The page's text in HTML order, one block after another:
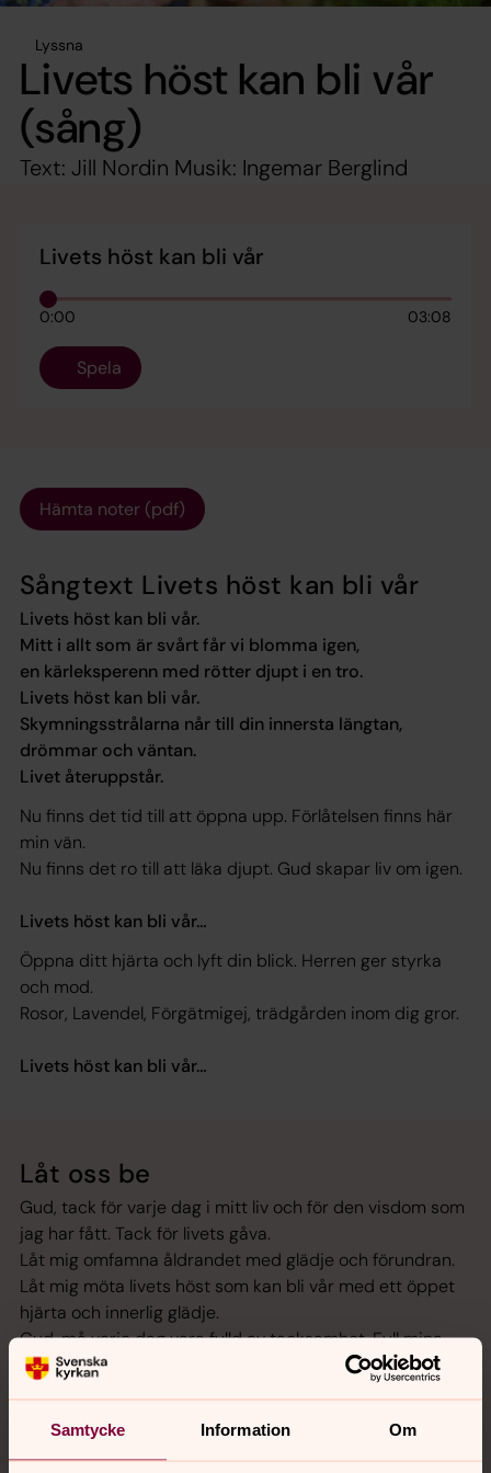
Samtycke Information Om
Lyssna
Livets höst kan bli vår
(sång)
Text: Jill Nordin Musik: Ingemar Berglind
Livets höst kan bli vår
0:00 03:08
Spela
Hämta noter (pdf)
Sångtext Livets höst kan bli vår
Livets höst kan bli vår.
Mitt i allt som är svårt får vi blomma igen,
en kärleksperenn med rötter djupt i en tro.
Livets höst kan bli vår.
Skymningsstrålarna når till din innersta längtan,
drömmar och väntan.
Livet återuppstår.
Nu finns det tid till att öppna upp. Förlåtelsen finns här
min vän.
Nu finns det ro till att läka djupt. Gud skapar liv om igen.
Livets höst kan bli vår…
Öppna ditt hjärta och lyft din blick. Herren ger styrka
och mod.
Rosor, Lavendel, Förgätmigej, trädgården inom dig gror.
Livets höst kan bli vår…
Låt oss be
Gud, tack för varje dag i mitt liv och för den visdom som
jag har fått. Tack för livets gåva.
Låt mig omfamna åldrandet med glädje och förundran.
Låt mig möta livets höst som kan bli vår med ett öppet
hjärta och innerlig glädje.
Gud, må varje dag vara fylld av tacksamhet. Fyll mina
dagar med glädje, hopp och fina stunder. Låt mitt livs